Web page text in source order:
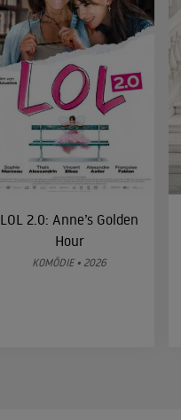
LOL 2.0: Anne’s Golden
Hour
KOMÖDIE • 2026